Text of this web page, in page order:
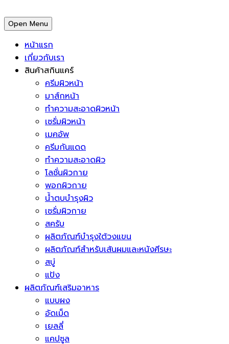
Open Menu
หน้าแรก
เกี่ยวกับเรา
สินค้าสกินแคร์
ครีมผิวหน้า
มาส์กหน้า
ทำความสะอาดผิวหน้า
เซรั่มผิวหน้า
เมคอัพ
ครีมกันแดด
ทำความสะอาดผิว
โลชั่นผิวกาย
พอกผิวกาย
น้ำตบบำรุงผิว
เซรั่มผิวกาย
สครับ
ผลิตภัณฑ์บำรุงใต้วงแขน
ผลิตภัณฑ์สำหรับเส้นผมและหนังศีรษะ
สบู่
แป้ง
ผลิตภัณฑ์เสริมอาหาร
แบบผง
อัดเม็ด
เยลลี่
แคปซูล